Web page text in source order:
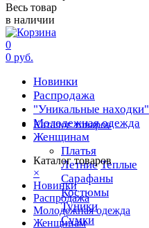
Весь товар
в наличии
0
0 руб.
Новинки
Распродажа
"Уникальные находки"
Молодежная одежда
Женщинам
Платья
Летние Теплые
Сарафаны
Костюмы
Туники
Сумки
Каталог товаров
Каталог товаров
×
Новинки
Распродажа
Молодежная одежда
Женщинам